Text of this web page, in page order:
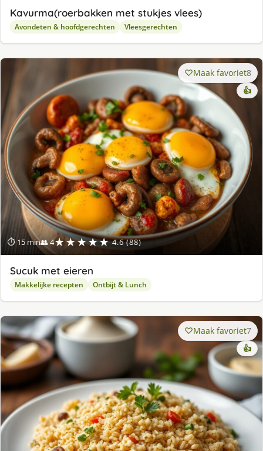
Kavurma(roerbakken met stukjes vlees)
Avondeten & hoofdgerechten Vleesgerechten
⏱ 15 min👥 4★★★★★ 4.6 (88)
Maak favoriet8
👍
Sucuk met eieren
Makkelijke recepten Ontbijt & Lunch
Maak favoriet7
👍